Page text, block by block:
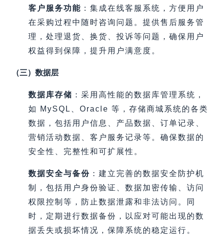
客户服务功能 ：集成在线客服系统，方便用户
在采购过程中随时咨询问题。提供售后服务管
理，处理退货、换货、投诉等问题，确保用户
权益得到保障，提升用户满意度。
（三）数据层
数据库存储 ：采用高性能的数据库管理系统，
如 MySQL、Oracle 等，存储商城系统的各类
数据，包括用户信息、产品数据、订单记录、
营销活动数据、客户服务记录等。确保数据的
安全性、完整性和可扩展性。
数据安全与备份 ：建立完善的数据安全防护机
制，包括用户身份验证、数据加密传输、访问
权限控制等，防止数据泄露和非法访问。同
时，定期进行数据备份，以应对可能出现的数
据丢失或损坏情况，保障系统的稳定运行。